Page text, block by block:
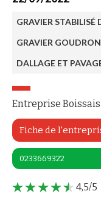
GRAVIER STABILISÉ
GRAVIER
DALLAGE ET
Entreprise Boissais
Fiche de
0233669322
4,5/5